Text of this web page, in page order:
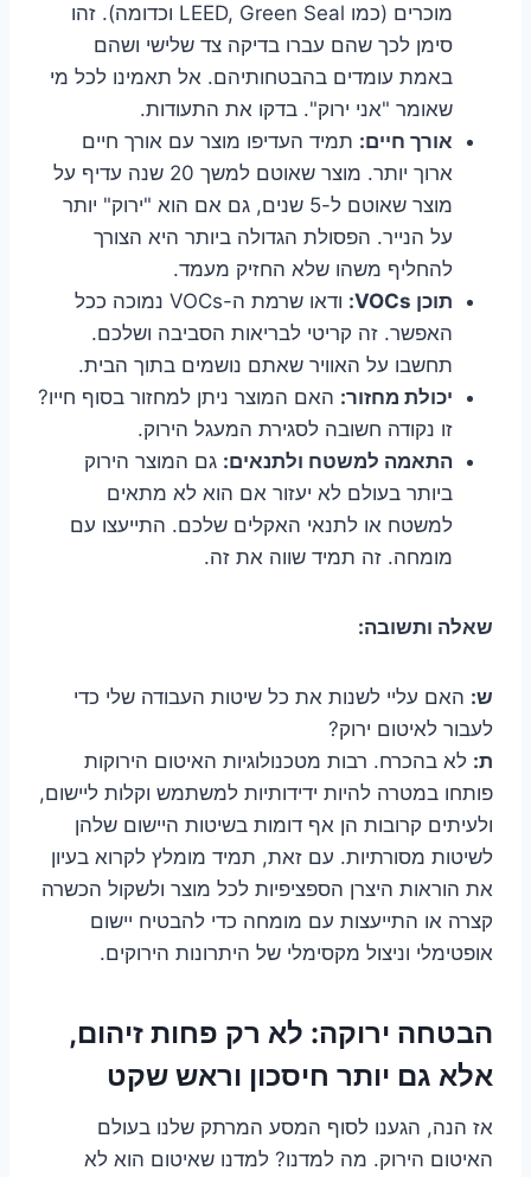
מוכרים (כמו LEED, Green Seal וכדומה). זהו
סימן לכך שהם עברו בדיקה צד שלישי ושהם
באמת עומדים בהבטחותיהם. אל תאמינו לכל מי
שאומר "אני ירוק". בדקו את התעודות.
אורך חיים: תמיד העדיפו מוצר עם אורך חיים
ארוך יותר. מוצר שאוטם למשך 20 שנה עדיף על
מוצר שאוטם ל-5 שנים, גם אם הוא "ירוק" יותר
על הנייר. הפסולת הגדולה ביותר היא הצורך
להחליף משהו שלא החזיק מעמד.
תוכן VOCs:
ודאו שרמת ה-VOCs נמוכה ככל
האפשר. זה קריטי לבריאות הסביבה ושלכם.
תחשבו על האוויר שאתם נושמים בתוך הבית.
יכולת מחזור: האם המוצר ניתן למחזור בסוף חייו?
זו נקודה חשובה לסגירת המעגל הירוק.
התאמה למשטח ולתנאים: גם המוצר הירוק
ביותר בעולם לא יעזור אם הוא לא מתאים
למשטח או לתנאי האקלים שלכם. התייעצו עם
מומחה. זה תמיד שווה את זה.
שאלה ותשובה:
ש: האם עליי לשנות את כל שיטות העבודה שלי כדי
לעבור לאיטום ירוק?
ת: לא בהכרח. רבות מטכנולוגיות האיטום הירוקות
פותחו במטרה להיות ידידותיות למשתמש וקלות ליישום,
ולעיתים קרובות הן אף דומות בשיטות היישום שלהן
לשיטות מסורתיות. עם זאת, תמיד מומלץ לקרוא בעיון
את הוראות היצרן הספציפיות לכל מוצר ולשקול הכשרה
קצרה או התייעצות עם מומחה כדי להבטיח יישום
אופטימלי וניצול מקסימלי של היתרונות הירוקים.
הבטחה ירוקה: לא רק פחות זיהום,
אלא גם יותר חיסכון וראש שקט
אז הנה, הגענו לסוף המסע המרתק שלנו בעולם
האיטום הירוק. מה למדנו? למדנו שאיטום הוא לא